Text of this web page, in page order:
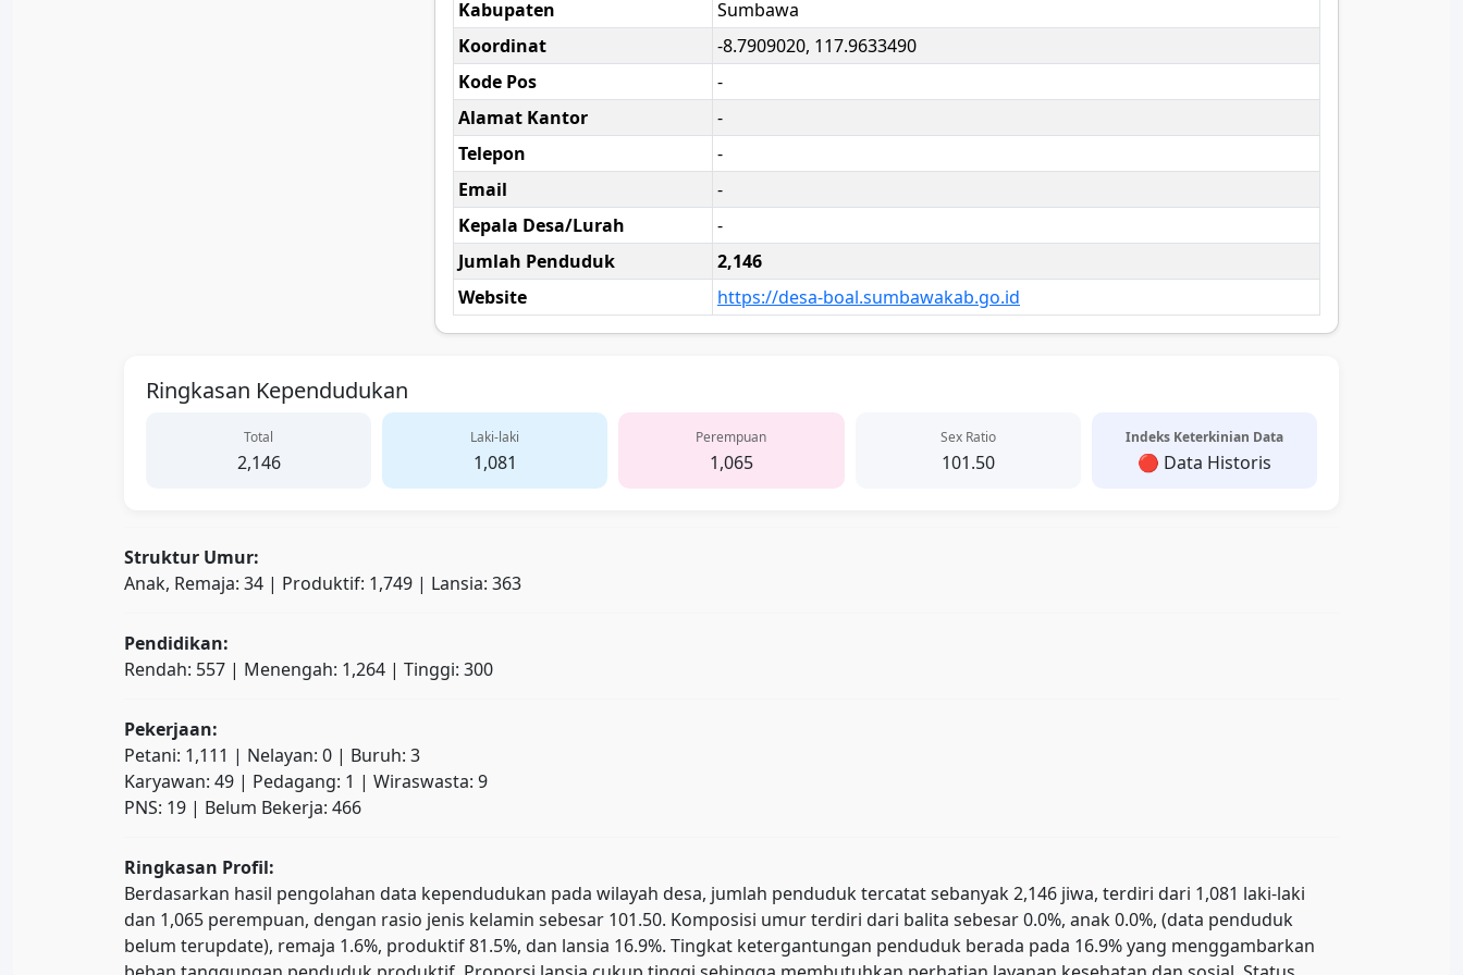
Kabupaten
Sumbawa
Koordinat
-8.7909020, 117.9633490
Kode Pos
-
Alamat Kantor
-
Telepon
-
Email
-
Kepala Desa/Lurah
-
Jumlah Penduduk
2,146
Website
https://desa-boal.sumbawakab.go.id
Ringkasan Kependudukan
Total
2,146
Laki-laki
1,081
Perempuan
1,065
Sex Ratio
101.50
Indeks Keterkinian Data
🔴 Data Historis
Struktur Umur:
Anak, Remaja: 34 | Produktif: 1,749 | Lansia: 363
Pendidikan:
Rendah: 557 | Menengah: 1,264 | Tinggi: 300
Pekerjaan:
Petani: 1,111 | Nelayan: 0 | Buruh: 3
Karyawan: 49 | Pedagang: 1 | Wiraswasta: 9
PNS: 19 | Belum Bekerja: 466
Ringkasan Profil:
Berdasarkan hasil pengolahan data kependudukan pada wilayah desa, jumlah penduduk tercatat sebanyak 2,146 jiwa, terdiri dari 1,081 laki-laki
dan 1,065 perempuan, dengan rasio jenis kelamin sebesar 101.50. Komposisi umur terdiri dari balita sebesar 0.0%, anak 0.0%, (data penduduk
belum terupdate), remaja 1.6%, produktif 81.5%, dan lansia 16.9%. Tingkat ketergantungan penduduk berada pada 16.9% yang menggambarkan